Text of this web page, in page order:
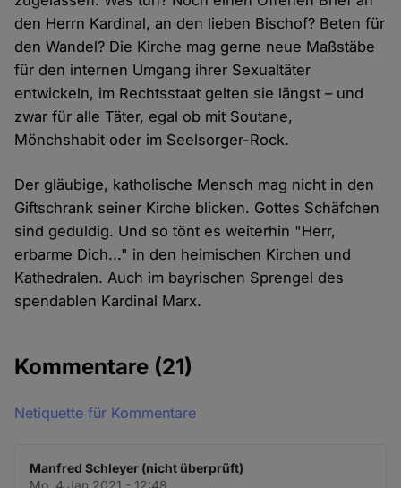
den Herrn Kardinal, an den lieben Bischof? Beten für
den Wandel? Die Kirche mag gerne neue Maßstäbe
für den internen Umgang ihrer Sexualtäter
entwickeln, im Rechtsstaat gelten sie längst – und
zwar für alle Täter, egal ob mit Soutane,
Mönchshabit oder im Seelsorger-Rock.
Der gläubige, katholische Mensch mag nicht in den
Giftschrank seiner Kirche blicken. Gottes Schäfchen
sind geduldig. Und so tönt es weiterhin "Herr,
erbarme Dich..." in den heimischen Kirchen und
Kathedralen. Auch im bayrischen Sprengel des
spendablen Kardinal Marx.
Kommentare (21)
Netiquette für Kommentare
Manfred Schleyer (nicht überprüft)
Mo. 4 Jan 2021 - 12:48